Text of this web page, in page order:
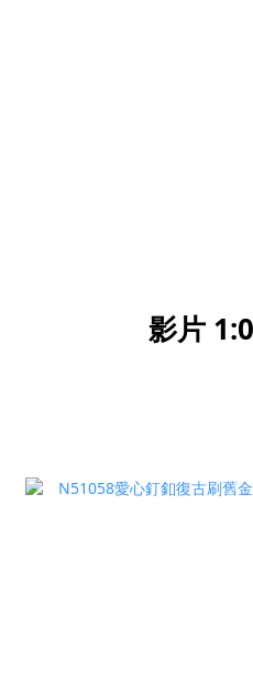
影片